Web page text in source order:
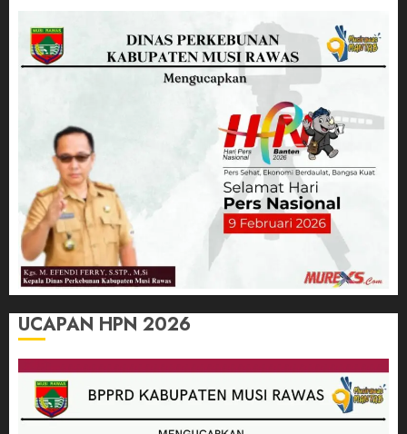
UCAPAN HPN 2026